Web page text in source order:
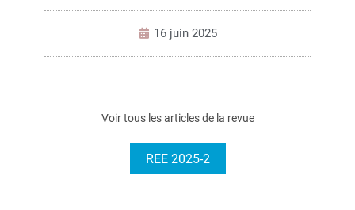
16 juin 2025
Voir tous les articles de la revue
REE 2025-2